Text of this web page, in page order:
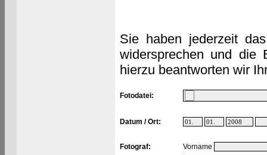
Sie haben jederzeit
widersprechen und die
hierzu beantworten wir
Fotodatei:
Datum / Ort:
Fotograf:
Vorname